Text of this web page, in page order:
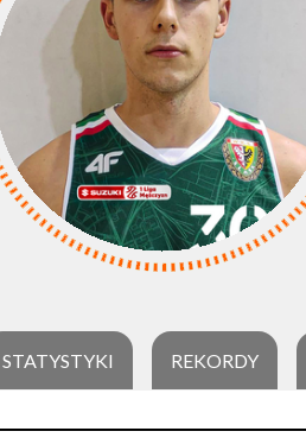
STATYSTYKI REKORDY